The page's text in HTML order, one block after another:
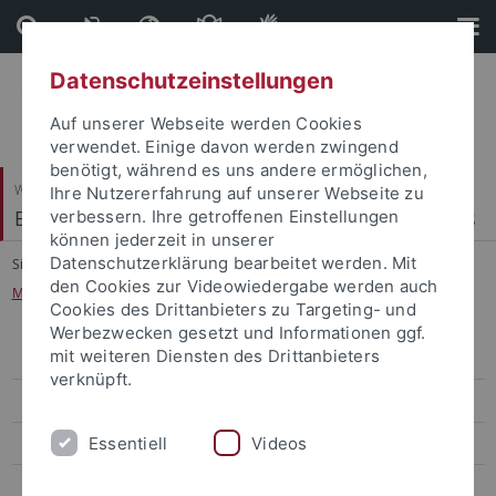
Direkt
zum
Inhalt
Direkt
zur
Fußleiste
Wirtschafts- und Sozialwissenschaftliche Fakultät
Econometrics, Statistics and Empirical Economics
Sie sind hier: Startseite
...
Mathematische Methoden der Wirtschaftswissenschaft
Explorative Datenanalyse
Mathematische Methoden der Wirtschaftswissenschaft
Datenschutzeinstellungen
Auf unserer Webseite werden Cookies
verwendet. Einige davon werden zwingend
benötigt, während es uns andere ermöglichen,
Ihre Nutzererfahrung auf unserer Webseite zu
verbessern. Ihre getroffenen Einstellungen
können jederzeit in unserer
Datenschutzerklärung bearbeitet werden. Mit
den Cookies zur Videowiedergabe werden auch
Cookies des Drittanbieters zu Targeting- und
Werbezwecken gesetzt und Informationen ggf.
mit weiteren Diensten des Drittanbieters
verknüpft.
Essentiell Videos